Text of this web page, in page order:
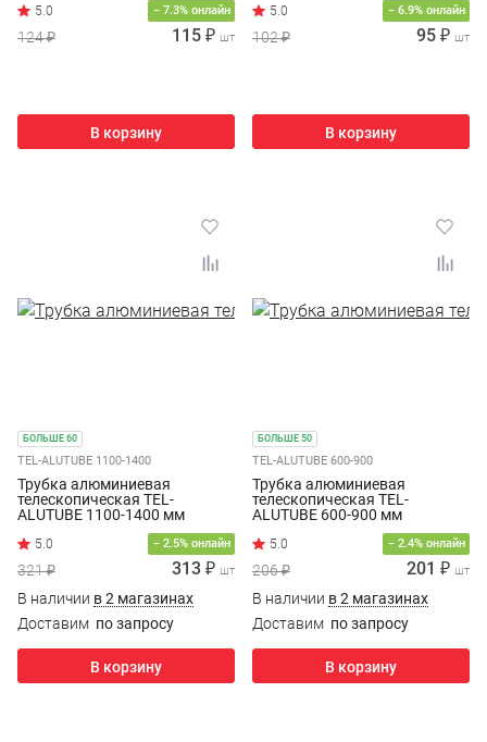
− 7.3% онлайн
124 ₽ 115 ₽ шт
В корзину
− 6.9% онлайн
102 ₽ 95 ₽ шт
В корзину
БОЛЬШЕ 60
TEL-ALUTUBE 1100-1400
Трубка алюминиевая
телескопическая TEL-
ALUTUBE 1100-1400 мм
5.0 − 2.5% онлайн
321 ₽ 313 ₽ шт
В наличии в 2 магазинах
Доставим по запросу
В корзину
БОЛЬШЕ 50
TEL-ALUTUBE 600-900
Трубка алюминиевая
телескопическая TEL-
ALUTUBE 600-900 мм
− 2.4% онлайн
206 ₽ 201 ₽ шт
В наличии в 2 магазинах
Доставим по запросу
В корзину